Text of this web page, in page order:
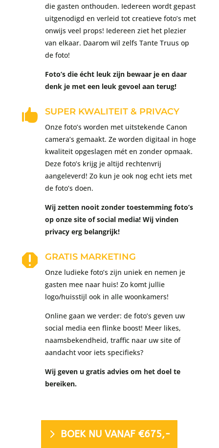
die gasten onthouden. Iedereen wordt gepast
uitgenodigd en verleid tot creatieve foto’s met
onwijs veel props! Iedereen ziet het plezier
van elkaar. Daarom wil zelfs Tante Truus op
de foto!
Foto’s die écht leuk zijn bewaar je en daar
denk je met een leuk gevoel aan terug!
 SUPER KWALITEIT & PRIVACY
Onze foto’s worden met uitstekende Canon
camera’s gemaakt. Ze worden digitaal in hoge
kwaliteit opgeslagen mét en zonder opmaak.
Deze foto’s krijg je altijd rechtenvrij
aangeleverd! Zo kun je ook nog echt iets met
de foto’s doen.
Wij zetten nooit zonder toestemming foto’s
op onze site of social media! Wij vinden
privacy erg belangrijk!
 GRATIS MARKETING
Onze ludieke foto’s zijn uniek en nemen je
gasten mee naar huis! Zo komt jullie
logo/huisstijl ook in alle woonkamers!
Online gaan we verder: de foto’s geven uw
social media een flinke boost! Meer likes,
naamsbekendheid, traffic naar uw site of
aandacht voor iets specifieks?
Wij geven u gratis advies om het doel te
bereiken.
BOEK NU VANAF €675,-